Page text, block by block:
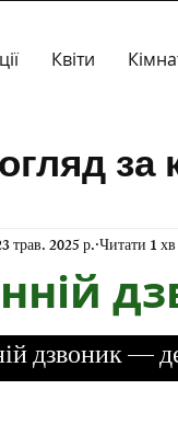
Квіти
за
трав. 2025 р. Читати 1 хв
з 5 зірок.
дзвоник —